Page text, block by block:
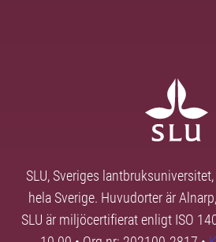
SLU, Sveriges
hela Sverige. Huvudorter är
SLU är miljöcertifierat enligt ISO